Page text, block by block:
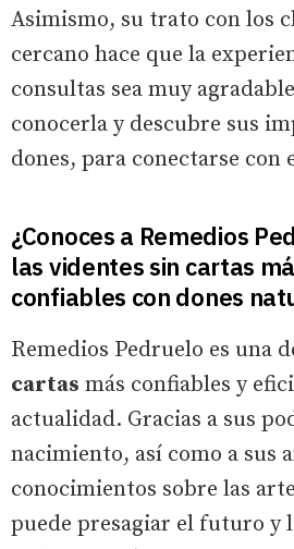
Asimismo, su trato con los
cercano hace que la
consultas sea muy
conocerla y descubre sus
dones, para conectarse con
¿Conoces a Remedios
las videntes sin cartas
confiables con dones
Remedios Pedruelo es una
cartas más confiables y
actualidad. Gracias a sus
nacimiento, así como a sus
conocimientos sobre las
puede presagiar el futuro y